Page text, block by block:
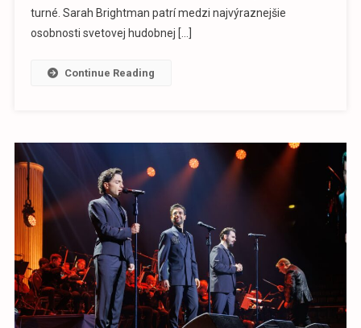
turné. Sarah Brightman patrí medzi najvýraznejšie
osobnosti svetovej hudobnej […]
Continue Reading